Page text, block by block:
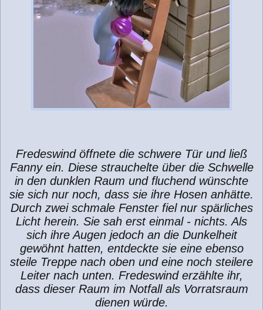
Fredeswind öffnete die schwere Tür und ließ
Fanny ein. Diese strauchelte über die Schwelle
in den dunklen Raum und fluchend wünschte
sie sich nur noch, dass sie ihre Hosen anhätte.
Durch zwei schmale Fenster fiel nur spärliches
Licht herein. Sie sah erst einmal - nichts. Als
sich ihre Augen jedoch an die Dunkelheit
gewöhnt hatten, entdeckte sie eine ebenso
steile Treppe nach oben und eine noch steilere
Leiter nach unten. Fredeswind erzählte ihr,
dass dieser Raum im Notfall als Vorratsraum
dienen würde.